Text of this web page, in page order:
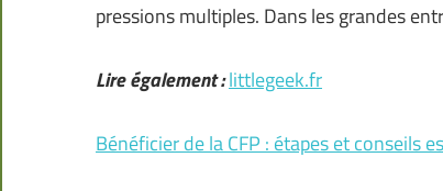
pressions multiples. Dans les grandes
Lire également :littlegeek.fr
Bénéficier de la CFP : étapes et conseils